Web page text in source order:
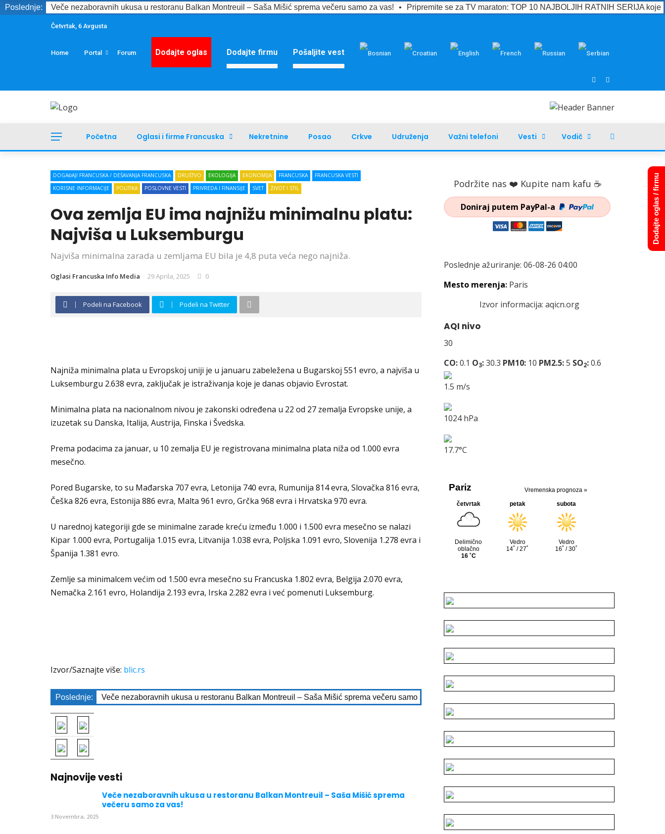
Poslednje: Veče nezaboravnih ukusa u restoranu Balkan Montreuil – Saša Mišić sprema večeru samo za vas! • Pripremite se za TV maraton: TOP 10 NAJBOLJIH RATNIH SERIJA
Četvrtak, 6 Avgusta
Home Portal Forum Dodajte oglas Dodajte firmu Pošaljite vest
Početna Oglasi i firme Francuska Nekretnine Posao Crkve Udruženja Važni telefoni Vesti Vodič
DOGAĐAJI FRANCUSKA / DEŠAVANJA FRANCUSKA DRUŠTVO EKOLOGIJA EKONOMIJA FRANCUSKA
FRANCUSKA VESTI
KORISNE INFORMACIJE
POLITIKA POSLOVNE VESTI PRIVREDA I FINANSIJE SVET ŽIVOT I STIL
Ova zemlja EU ima najnižu minimalnu platu:
Najviša u Luksemburgu
Najviša minimalna zarada u zemljama EU bila je 4,8 puta veća nego najniža.
Oglasi Francuska Info Media 29 Aprila, 2025 0
Podeli na Facebook Podeli na Twitter
Najniža minimalna plata u Evropskoj uniji je u januaru zabeležena u Bugarskoj 551 evro, a najviša u
Luksemburgu 2.638 evra, zaključak je istraživanja koje je danas objavio Evrostat.
Minimalna plata na nacionalnom nivou je zakonski određena u 22 od 27 zemalja Evropske unije, a
izuzetak su Danska, Italija, Austrija, Finska i Švedska.
Prema podacima za januar, u 10 zemalja EU je registrovana minimalna plata niža od 1.000 evra
mesečno.
Pored Bugarske, to su Mađarska 707 evra, Letonija 740 evra, Rumunija 814 evra, Slovačka 816 evra,
Češka 826 evra, Estonija 886 evra, Malta 961 evro, Grčka 968 evra i Hrvatska 970 evra.
U narednoj kategoriji gde se minimalne zarade kreću između 1.000 i 1.500 evra mesečno se nalazi
Kipar 1.000 evra, Portugalija 1.015 evra, Litvanija 1.038 evra, Poljska 1.091 evro, Slovenija 1.278 evra i
Španija 1.381 evro.
Zemlje sa minimalcem većim od 1.500 evra mesečno su Francuska 1.802 evra, Belgija 2.070 evra,
Nemačka 2.161 evro, Holandija 2.193 evra, Irska 2.282 evra i već pomenuti Luksemburg.
Izvor/Saznajte više: blic.rs
Poslednje: Veče nezaboravnih ukusa u restoranu Balkan Montreuil – Saša Mišić sprema večeru samo za vas!
Najnovije vesti
Veče nezaboravnih ukusa u restoranu Balkan Montreuil – Saša Mišić sprema
večeru samo za vas!
3 Novembra, 2025
Podržite nas ❤️ Kupite nam kafu ☕
Doniraj putem PayPal-a
Poslednje ažuriranje: 06-08-26 04:00
Mesto merenja: Paris
Izvor informacija: aqicn.org
AQI nivo
30
CO:0.1 O3:30.3 PM10: 10 PM2.5:5 SO2:0.6
1.5 m/s
1024 hPa
17.7°C
Dodajte oglas / firmu